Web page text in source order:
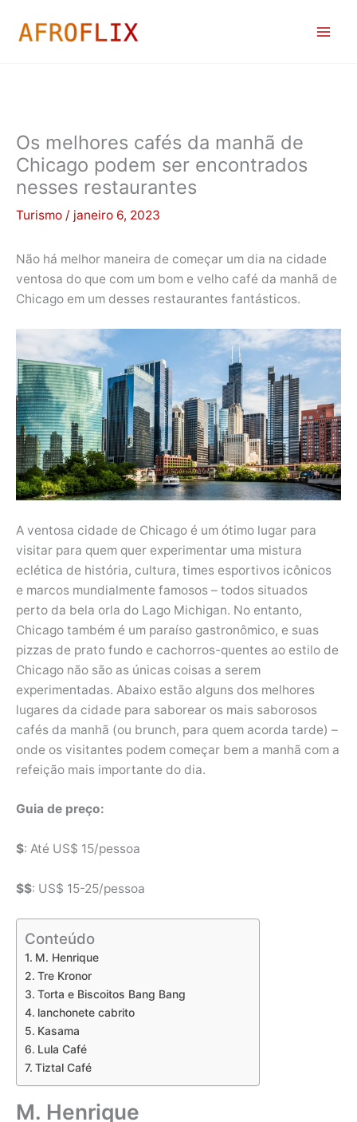
para
Os melhores cafés da manhã de
Chicago podem ser encontrados
nesses restaurantes
Turismo / janeiro 6, 2023
Não há melhor maneira de começar um dia na cidade
ventosa do que com um bom e velho café da manhã de
Chicago em um desses restaurantes fantásticos.
A ventosa cidade de Chicago é um ótimo lugar para
visitar para quem quer experimentar uma mistura
eclética de história, cultura, times esportivos icônicos
e marcos mundialmente famosos – todos situados
perto da bela orla do Lago Michigan. No entanto,
Chicago também é um paraíso gastronômico, e suas
pizzas de prato fundo e cachorros-quentes ao estilo de
Chicago não são as únicas coisas a serem
experimentadas. Abaixo estão alguns dos melhores
lugares da cidade para saborear os mais saborosos
cafés da manhã (ou brunch, para quem acorda tarde) –
onde os visitantes podem começar bem a manhã com a
refeição mais importante do dia.
Guia de preço:
$: Até US$ 15/pessoa
$$: US$ 15-25/pessoa
Conteúdo
M. Henrique
Tre Kronor
Torta e Biscoitos Bang Bang
lanchonete cabrito
Kasama
Lula Café
Tiztal Café
M. Henrique